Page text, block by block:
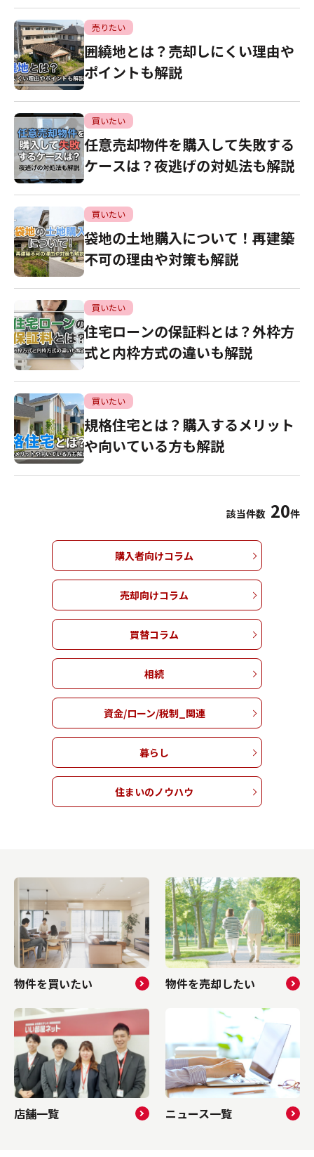
売りたい
囲繞地とは？売却しにくい理由や
ポイントも解説
買いたい
任意売却物件を購入して失敗する
ケースは？夜逃げの対処法も解説
買いたい
袋地の土地購入について！再建築
不可の理由や対策も解説
買いたい
住宅ローンの保証料とは？外枠方
式と内枠方式の違いも解説
買いたい
規格住宅とは？購入するメリット
や向いている方も解説
該当件数 20件
購入者向けコラム
売却向けコラム
買替コラム
相続
資金/ローン/税制_関連
暮らし
住まいのノウハウ
物件を買いたい 物件を売却したい
店舗一覧 ニュース一覧